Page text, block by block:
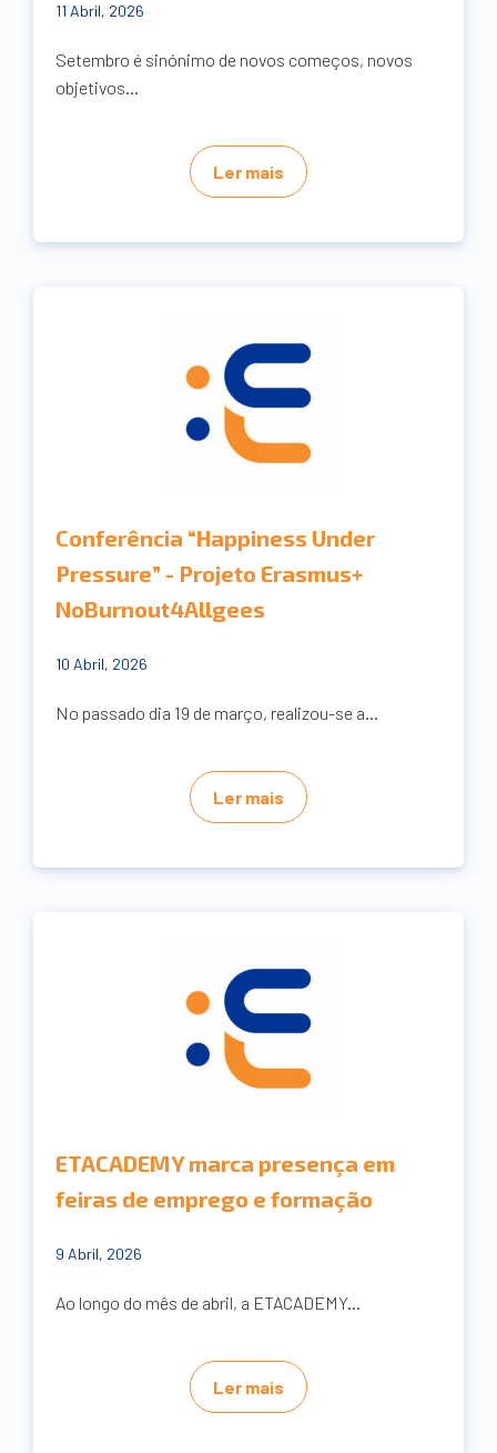
11 Abril, 2026
Setembro é sinónimo de novos começos, novos
objetivos...
Ler mais
Conferência “Happiness Under
Pressure” - Projeto Erasmus+
NoBurnout4Allgees
10 Abril, 2026
No passado dia 19 de março, realizou-se a...
Ler mais
ETACADEMY marca presença em
feiras de emprego e formação
9 Abril, 2026
Ao longo do mês de abril, a ETACADEMY...
Ler mais